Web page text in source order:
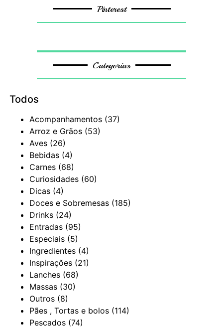
Pinterest
Categorias
Todos
Acompanhamentos (37)
Arroz e Grãos (53)
Aves (26)
Bebidas (4)
Carnes (68)
Curiosidades (60)
Dicas (4)
Doces e Sobremesas (185)
Drinks (24)
Entradas (95)
Especiais (5)
Ingredientes (4)
Inspirações (21)
Lanches (68)
Massas (30)
Outros (8)
Pães , Tortas e bolos (114)
Pescados (74)